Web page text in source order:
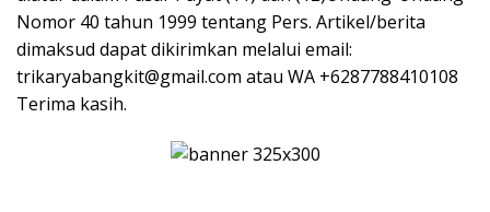
Nomor 40 tahun 1999 tentang Pers. Artikel/berita
dimaksud dapat dikirimkan melalui email:
trikaryabangkit@gmail.com atau WA +6287788410108
Terima kasih.